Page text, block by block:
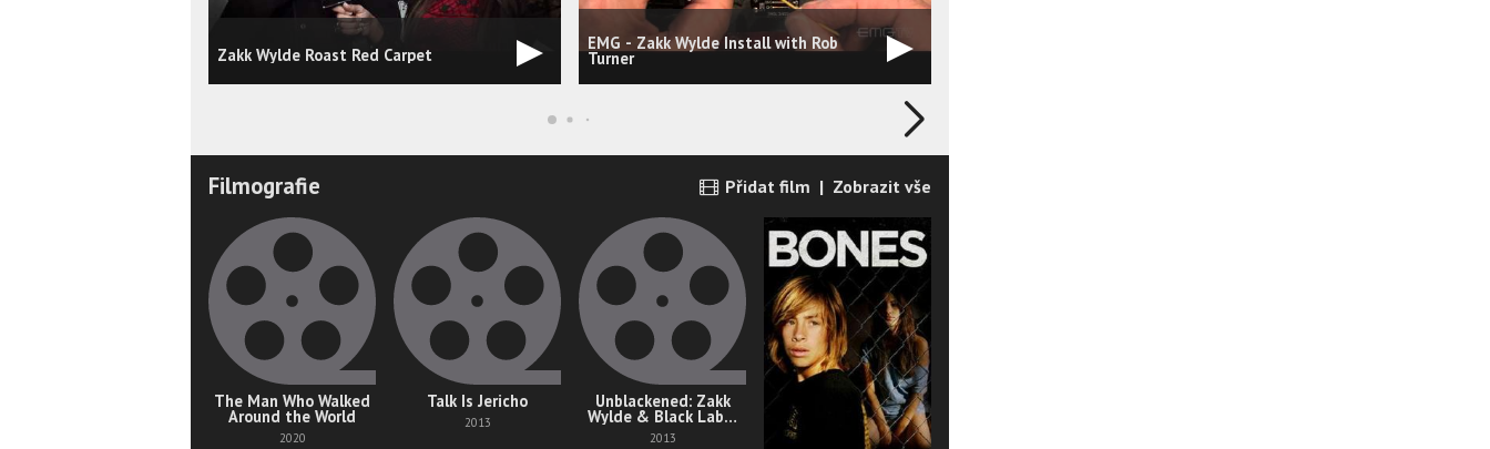
Zakk Wylde Roast Red Carpet
EMG - Zakk Wylde Install with Rob
Turner
Filmografie Přidat film | Zobrazit vše
The Man Who Walked
Around the World
2020
Talk Is Jericho
2013
Unblackened: Zakk
Wylde & Black Label
Society Live
2013